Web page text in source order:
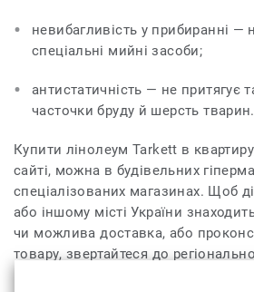
невибагливість у прибиранні —
спеціальні мийні засоби;
антистатичність — не притягує
часточки бруду й шерсть тварин.
Купити лінолеум Tarkett в
сайті, можна в будівельних
спеціалізованих магазинах. Щоб
або іншому місті України
чи можлива доставка, або
товару, звертайтеся до